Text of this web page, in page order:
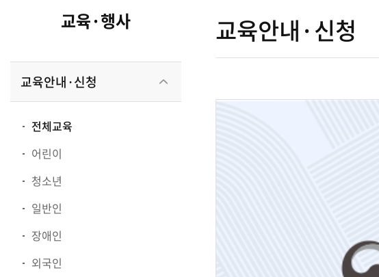
교육·행사
교육안내·신청
전체교육
어린이
청소년
일반인
장애인
외국인
교육안내·신청